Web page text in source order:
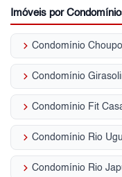
Imóveis por
keyboard_arrow_right Condomínio
keyboard_arrow_right Condomínio
keyboard_arrow_right
keyboard_arrow_right Condomínio Rio
keyboard_arrow_right Condomínio Rio